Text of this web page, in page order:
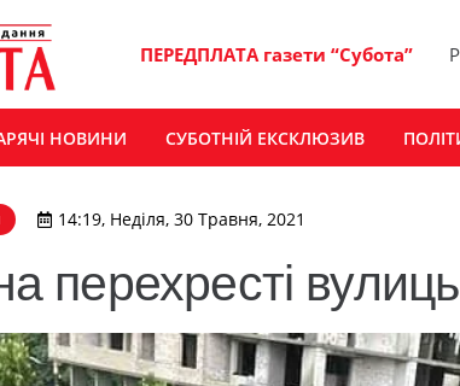
ПЕРЕДПЛАТА газети “Субота”
НОВИНИ СУБОТНІЙ ЕКСКЛЮЗИВ
14:19, Неділя, 30 Травня, 2021
перехресті